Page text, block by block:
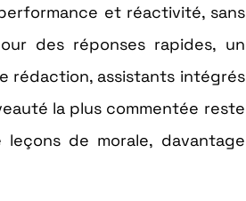
et réactivité, sans
des réponses rapides, un
rédaction, assistants intégrés
la plus commentée reste
de morale, davantage